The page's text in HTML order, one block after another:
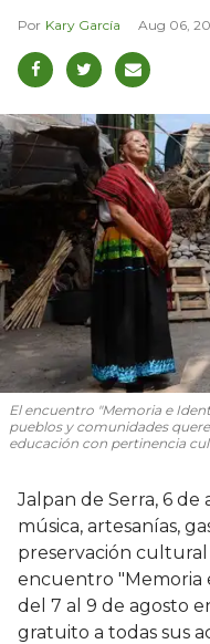
Kary García Aug 06,
El encuentro "Memoria e
pueblos y comunidades
educación con pertinencia
Jalpan de Serra, 6 de
música, artesanías,
preservación
encuentro "Memoria
del 7 al 9 de agosto
gratuito a todas sus